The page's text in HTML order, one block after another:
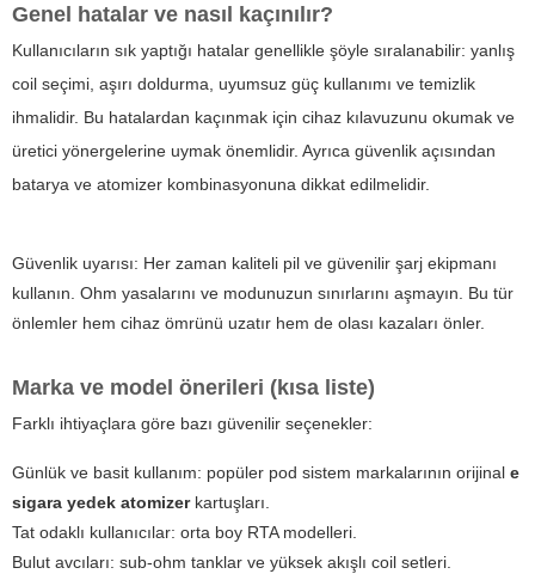
Genel hatalar ve nasıl kaçınılır?
Kullanıcıların sık yaptığı hatalar genellikle şöyle sıralanabilir: yanlış
coil seçimi, aşırı doldurma, uyumsuz güç kullanımı ve temizlik
ihmalidir. Bu hatalardan kaçınmak için cihaz kılavuzunu okumak ve
üretici yönergelerine uymak önemlidir. Ayrıca güvenlik açısından
batarya ve atomizer kombinasyonuna dikkat edilmelidir.
Güvenlik uyarısı: Her zaman kaliteli pil ve güvenilir şarj ekipmanı
kullanın. Ohm yasalarını ve modunuzun sınırlarını aşmayın. Bu tür
önlemler hem cihaz ömrünü uzatır hem de olası kazaları önler.
Marka ve model önerileri (kısa liste)
Farklı ihtiyaçlara göre bazı güvenilir seçenekler:
Günlük ve basit kullanım: popüler pod sistem markalarının orijinal e
sigara yedek atomizerkartuşları.
Tat odaklı kullanıcılar: orta boy RTA modelleri.
Bulut avcıları: sub-ohm tanklar ve yüksek akışlı coil setleri.